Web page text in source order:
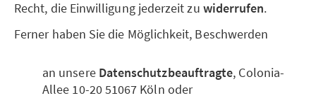
Recht, die Einwilligung jederzeit zu widerrufen.
Ferner haben Sie die Möglichkeit, Beschwerden
an unsere Datenschutzbeauftragte, Colonia-
Allee 10-20 51067 Köln oder